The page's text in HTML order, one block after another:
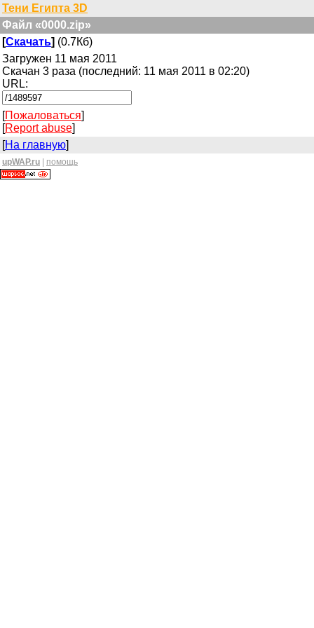
Тени Египта 3D
Файл «0000.zip»
[Скачать] (0.7Кб)
Загружен 11 мая 2011
Скачан 3 раза (последний: 11 мая 2011 в 02:20)
URL:
[Пожаловаться]
[Report abuse]
[На главную]
upWAP.ru помощь